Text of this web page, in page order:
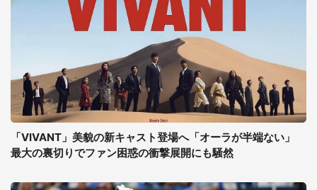
「VIVANT」美貌の新キャスト登場へ「オーラが半端ない」
最大の裏切りでファン困惑の衝撃展開にも騒然